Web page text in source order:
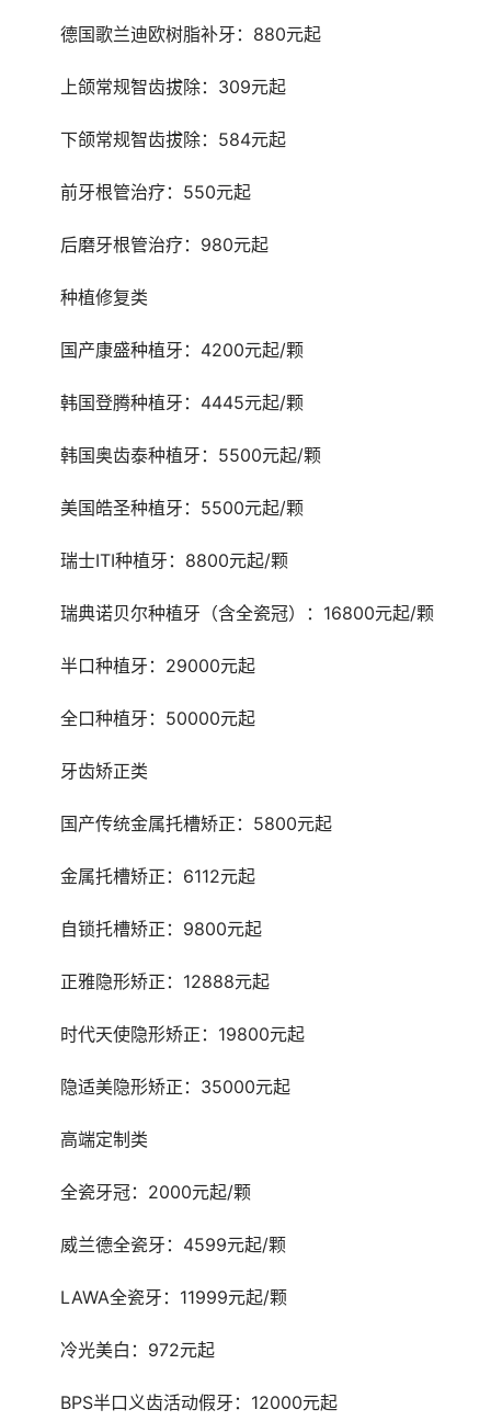
	德国歌兰迪欧树脂补牙：880元起
	上颌常规智齿拔除：309元起
	下颌常规智齿拔除：584元起
	前牙根管治疗：550元起
	后磨牙根管治疗：980元起
	种植修复类
	国产康盛种植牙：4200元起/颗
	韩国登腾种植牙：4445元起/颗
	韩国奥齿泰种植牙：5500元起/颗
	美国皓圣种植牙：5500元起/颗
	瑞士ITI种植牙：8800元起/颗
	瑞典诺贝尔种植牙（含全瓷冠）：16800元起/颗
	半口种植牙：29000元起
	全口种植牙：50000元起
	牙齿矫正类
	国产传统金属托槽矫正：5800元起
	金属托槽矫正：6112元起
	自锁托槽矫正：9800元起
	正雅隐形矫正：12888元起
	时代天使隐形矫正：19800元起
	隐适美隐形矫正：35000元起
	高端定制类
	全瓷牙冠：2000元起/颗
	威兰德全瓷牙：4599元起/颗
	LAWA全瓷牙：11999元起/颗
	冷光美白：972元起
	BPS半口义齿活动假牙：12000元起